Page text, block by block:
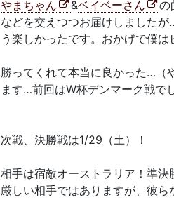
やまちゃん &ベイベーさん
の
などを交えつつお届けしました
う楽しかったです。おかげで僕
勝ってくれて本当に良かった…（
ます…前回はW杯デンマーク戦で
次戦、決勝戦は1/29（土）！
相手は宿敵オーストラリア！準
厳しい相手ではありますが、彼ら